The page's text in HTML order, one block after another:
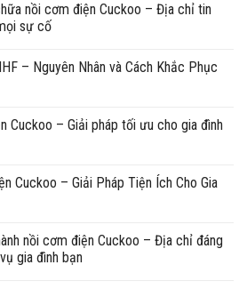
nồi cơm điện Cuckoo – Địa chỉ tin
sự cố
– Nguyên Nhân và Cách Khắc Phục
Cuckoo – Giải pháp tối ưu cho gia đình
Cuckoo – Giải Pháp Tiện Ích Cho Gia
nồi cơm điện Cuckoo – Địa chỉ đáng
gia đình bạn